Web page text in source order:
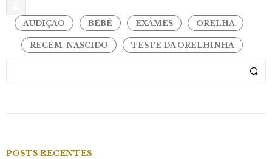
AUDIÇÃO BEBÊ EXAMES ORELHA
RECÉM-NASCIDO TESTE DA ORELHINHA
POSTS RECENTES